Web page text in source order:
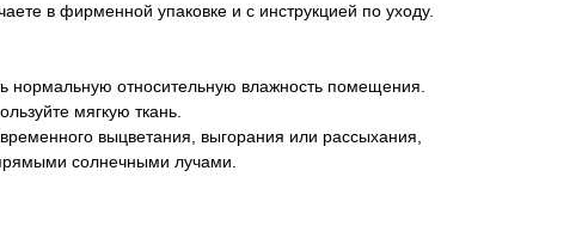
в фирменной упаковке и с инструкцией по уходу.
нормальную относительную влажность помещения.
мягкую ткань.
выцветания, выгорания или рассыхания,
солнечными лучами.